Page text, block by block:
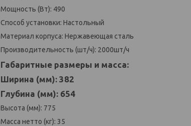
Мощность (Вт): 490
Способ установки: Настольный
Материал корпуса: Нержавеющая сталь
Производительность (шт/ч): 2000шт/ч
Габаритные размеры и масса:
Ширина (мм): 382
Глубина (мм): 654
Высота (мм): 775
Масса нетто (кг): 35